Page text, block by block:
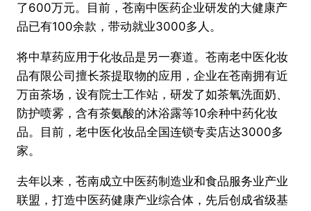
了600万元。目前，苍南中医药企业研发的大健康产
品已有100余款，带动就业3000多人。
将中草药应用于化妆品是另一赛道。苍南老中医化妆
品有限公司擅长茶提取物的应用，企业在苍南拥有近
万亩茶场，设有院士工作站，研发了如茶氧洗面奶、
防护喷雾，含有茶氨酸的沐浴露等10余种中药化妆
品。目前，老中医化妆品全国连锁专卖店达3000多
家。
去年以来，苍南成立中医药制造业和食品服务业产业
联盟，打造中医药健康产业综合体，先后创成省级基